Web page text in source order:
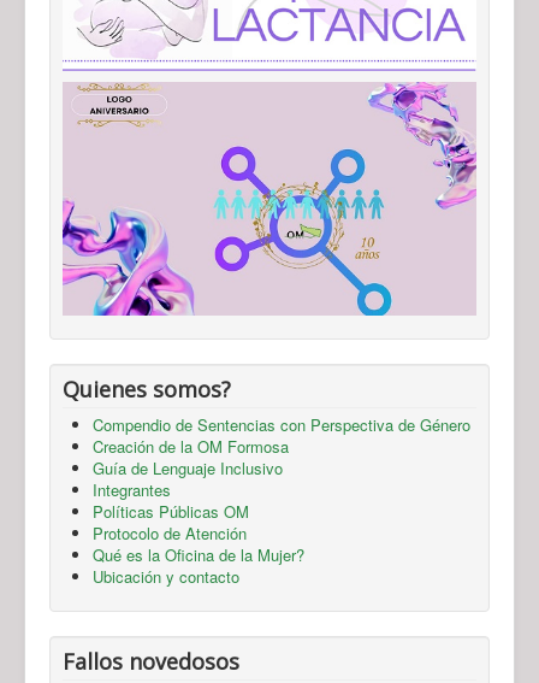
Quienes somos?
Compendio de Sentencias con Perspectiva de Género
Creación de la OM Formosa
Guía de Lenguaje Inclusivo
Integrantes
Políticas Públicas OM
Protocolo de Atención
Qué es la Oficina de la Mujer?
Ubicación y contacto
Fallos novedosos